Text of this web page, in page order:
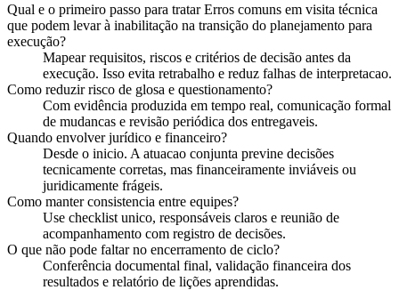
Qual e o primeiro passo para tratar Erros comuns em visita técnica
que podem levar à inabilitação na transição do planejamento para
execução?
Mapear requisitos, riscos e critérios de decisão antes da
execução. Isso evita retrabalho e reduz falhas de interpretacao.
Como reduzir risco de glosa e questionamento?
Com evidência produzida em tempo real, comunicação formal
de mudancas e revisão periódica dos entregaveis.
Quando envolver jurídico e financeiro?
Desde o inicio. A atuacao conjunta previne decisões
tecnicamente corretas, mas financeiramente inviáveis ou
juridicamente frágeis.
Como manter consistencia entre equipes?
Use checklist unico, responsáveis claros e reunião de
acompanhamento com registro de decisões.
O que não pode faltar no encerramento de ciclo?
Conferência documental final, validação financeira dos
resultados e relatório de lições aprendidas.